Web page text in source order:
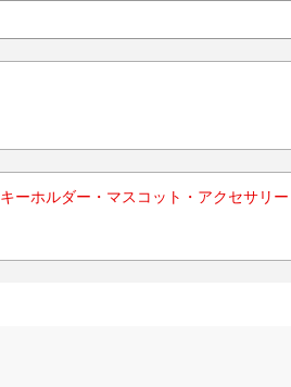
キーホルダー・マスコット・アクセサリー